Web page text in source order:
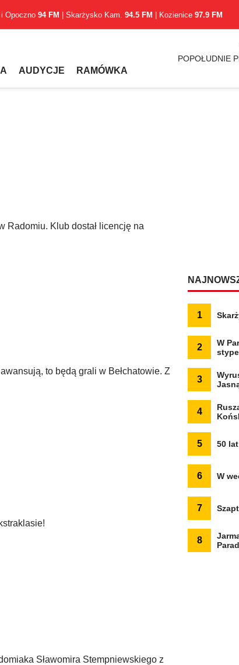
Opoczno 94 FM | Skarżysko Kam. 94.5 FM | Kozienice 97.9 FM
AUDYCJE RAMÓWKA
POPOŁUDNIE
Radomiu. Klub dostał licencję na
to będą grali w Bełchatowie. Z
Sławomira Stempniewskiego z
1
2
W
3
4
5 50
6 W
7
8